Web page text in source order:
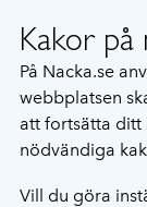
Kakor på
På Nacka.se
webbplatsen
att fortsätta ditt
nödvändiga
Vill du göra